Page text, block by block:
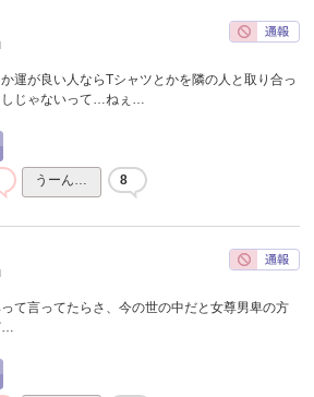
運が良い人ならTシャツとかを隣の人と取り合っ
しじゃないって…ねぇ…
うーん… 8
て言ってたらさ、今の世の中だと女尊男卑の方
…